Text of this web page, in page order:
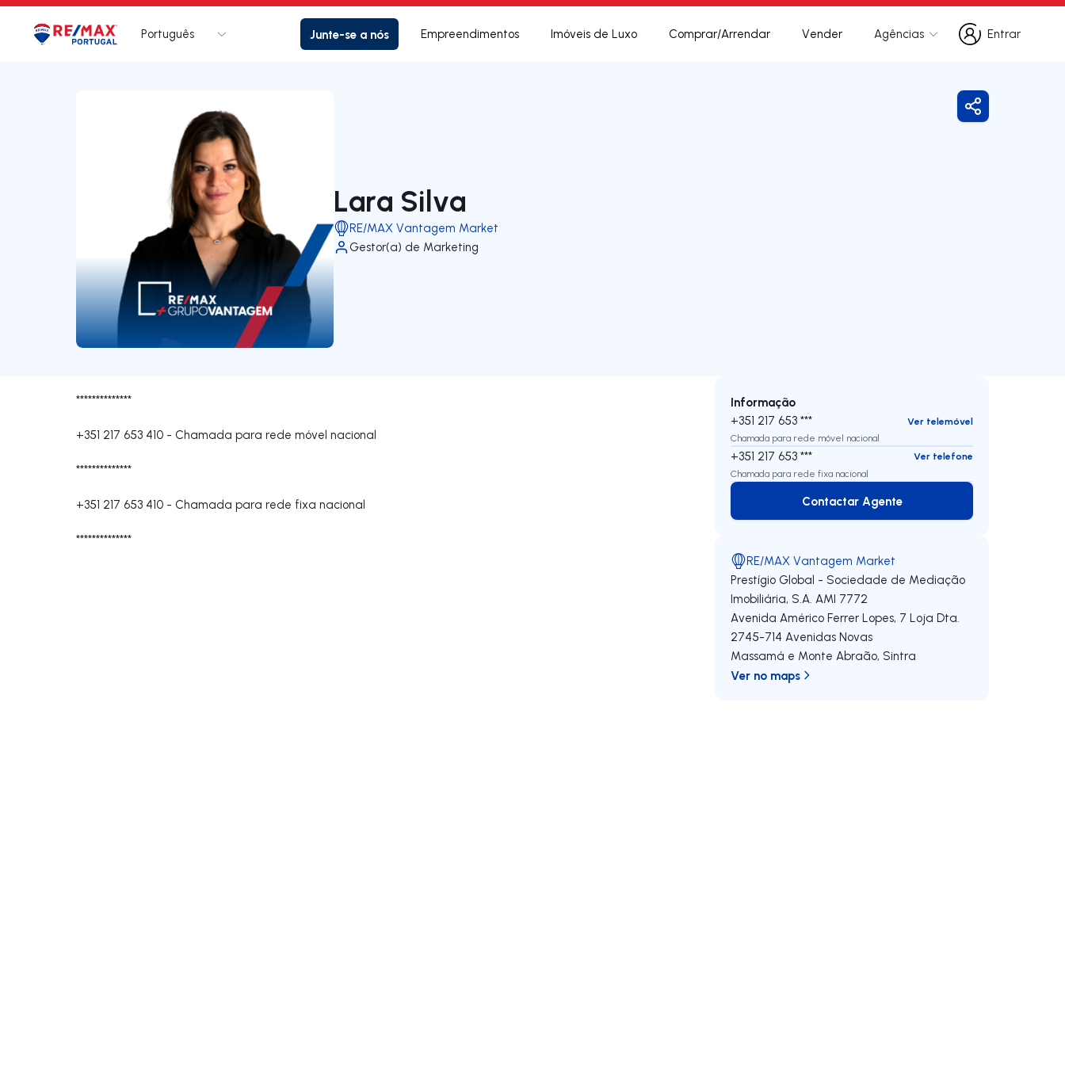
Logo Ir para página inicial
Português Junte-se a nós Empreendimentos Imóveis de Luxo Comprar/Arrendar Vender Agências
Entrar
Entrar
Lara Silva
RE/MAX Vantagem Market
Gestor(a) de Marketing
Partilhar
**************
+351 217 653 410 - Chamada para rede móvel nacional
**************
+351 217 653 410 - Chamada para rede fixa nacional
**************
Informação
+351 217 653 ***
Ver telemóvel
Chamada para rede móvel nacional
+351 217 653 ***
Ver telefone
Chamada para rede fixa nacional
Contactar Agente
Contactar Agente
RE/MAX Vantagem Market
Prestígio Global - Sociedade de Mediação
Imobiliária, S.A.AMI 7772
Avenida Américo Ferrer Lopes, 7 Loja Dta.
2745-714 Avenidas Novas
Massamá e Monte Abraão, Sintra
Ver no maps